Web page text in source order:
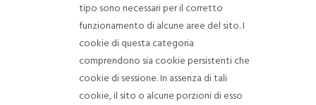
tipo sono necessari per il corretto
funzionamento di alcune aree del sito. I
cookie di questa categoria
comprendono sia cookie persistenti che
cookie di sessione. In assenza di tali
cookie, il sito o alcune porzioni di esso